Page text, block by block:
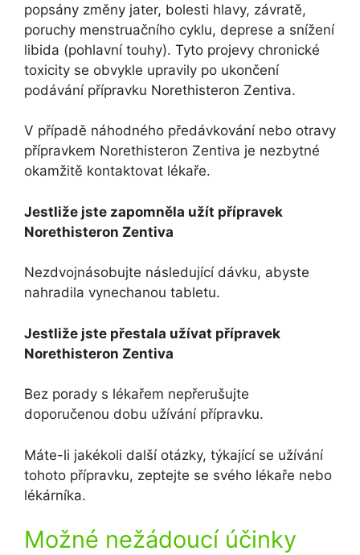
popsány změny jater, bolesti hlavy, závratě,
poruchy menstruačního cyklu, deprese a snížení
libida (pohlavní touhy). Tyto projevy chronické
toxicity se obvykle upravily po ukončení
podávání přípravku Norethisteron Zentiva.
V případě náhodného předávkování nebo otravy
přípravkem Norethisteron Zentiva je nezbytné
okamžitě kontaktovat lékaře.
Jestliže jste zapomněla užít přípravek
Norethisteron Zentiva
Nezdvojnásobujte následující dávku, abyste
nahradila vynechanou tabletu.
Jestliže jste přestala užívat přípravek
Norethisteron Zentiva
Bez porady s lékařem nepřerušujte
doporučenou dobu užívání přípravku.
Máte-li jakékoli další otázky, týkající se užívání
tohoto přípravku, zeptejte se svého lékaře nebo
lékárníka.
Možné nežádoucí účinky